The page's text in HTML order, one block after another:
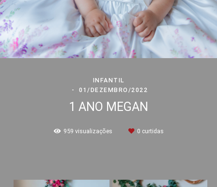
INFANTIL
01/DEZEMBRO/2022
1 ANO MEGAN
959 visualizações 0 curtidas